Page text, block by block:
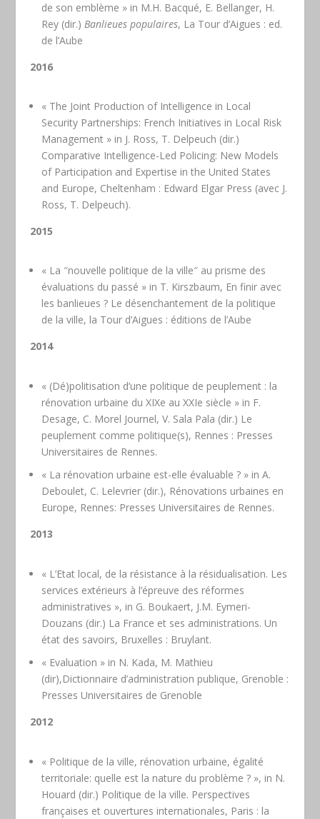
de son emblème » in M.H. Bacqué, E. Bellanger, H.
Rey (dir.)Banlieues populaires, La Tour d’Aigues : ed.
de l’Aube
2016
« The Joint Production of Intelligence in Local
Security Partnerships: French Initiatives in Local Risk
Management » in J. Ross, T. Delpeuch (dir.)
Comparative Intelligence-Led Policing: New Models
of Participation and Expertise in the United States
and Europe, Cheltenham : Edward Elgar Press (avec J.
Ross, T. Delpeuch).
2015
« La ″nouvelle politique de la ville″ au prisme des
évaluations du passé » in T. Kirszbaum, En finir avec
les banlieues ? Le désenchantement de la politique
de la ville, la Tour d’Aigues : éditions de l’Aube
2014
« (Dé)politisation d’une politique de peuplement : la
rénovation urbaine du XIXe au XXIe siècle » in F.
Desage, C. Morel Journel, V. Sala Pala (dir.) Le
peuplement comme politique(s), Rennes : Presses
Universitaires de Rennes.
« La rénovation urbaine est-elle évaluable ? » in A.
Deboulet, C. Lelevrier (dir.), Rénovations urbaines en
Europe, Rennes: Presses Universitaires de Rennes.
2013
« L’Etat local, de la résistance à la résidualisation. Les
services extérieurs à l’épreuve des réformes
administratives », in G. Boukaert, J.M. Eymeri-
Douzans (dir.) La France et ses administrations. Un
état des savoirs, Bruxelles : Bruylant.
« Evaluation » in N. Kada, M. Mathieu
(dir),Dictionnaire d’administration publique, Grenoble :
Presses Universitaires de Grenoble
2012
« Politique de la ville, rénovation urbaine, égalité
territoriale: quelle est la nature du problème ? », in N.
Houard (dir.) Politique de la ville. Perspectives
françaises et ouvertures internationales, Paris : la